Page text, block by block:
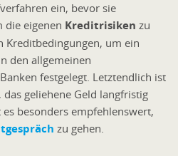
ein, bevor sie
die eigenen Kreditrisiken zu
Kreditbedingungen, um ein
den allgemeinen
festgelegt. Letztendlich ist
geliehene Geld langfristig
besonders empfehlenswert,
zu gehen.